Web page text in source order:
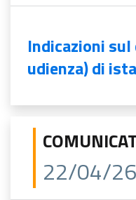
Indicazioni
udienza) di
22/04/26